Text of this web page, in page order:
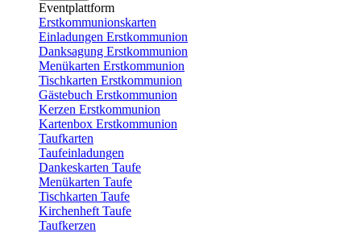
Eventplattform
Erstkommunionskarten
Einladungen Erstkommunion
Danksagung Erstkommunion
Menükarten Erstkommunion
Tischkarten Erstkommunion
Gästebuch Erstkommunion
Kerzen Erstkommunion
Kartenbox Erstkommunion
Taufkarten
Taufeinladungen
Dankeskarten Taufe
Menükarten Taufe
Tischkarten Taufe
Kirchenheft Taufe
Taufkerzen